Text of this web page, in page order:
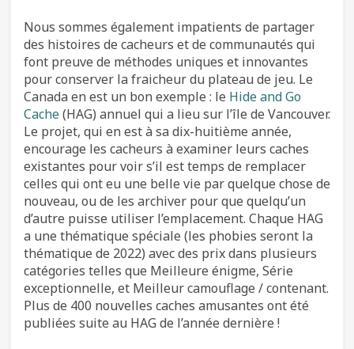
Nous sommes également impatients de partager
des histoires de cacheurs et de communautés qui
font preuve de méthodes uniques et innovantes
pour conserver la fraicheur du plateau de jeu. Le
Canada en est un bon exemple : le Hide and Go
Cache(HAG) annuel qui a lieu sur l’île de Vancouver.
Le projet, qui en est à sa dix-huitième année,
encourage les cacheurs à examiner leurs caches
existantes pour voir s’il est temps de remplacer
celles qui ont eu une belle vie par quelque chose de
nouveau, ou de les archiver pour que quelqu’un
d’autre puisse utiliser l’emplacement. Chaque HAG
a une thématique spéciale (les phobies seront la
thématique de 2022) avec des prix dans plusieurs
catégories telles que Meilleure énigme, Série
exceptionnelle, et Meilleur camouflage / contenant.
Plus de 400 nouvelles caches amusantes ont été
publiées suite au HAG de l’année dernière !